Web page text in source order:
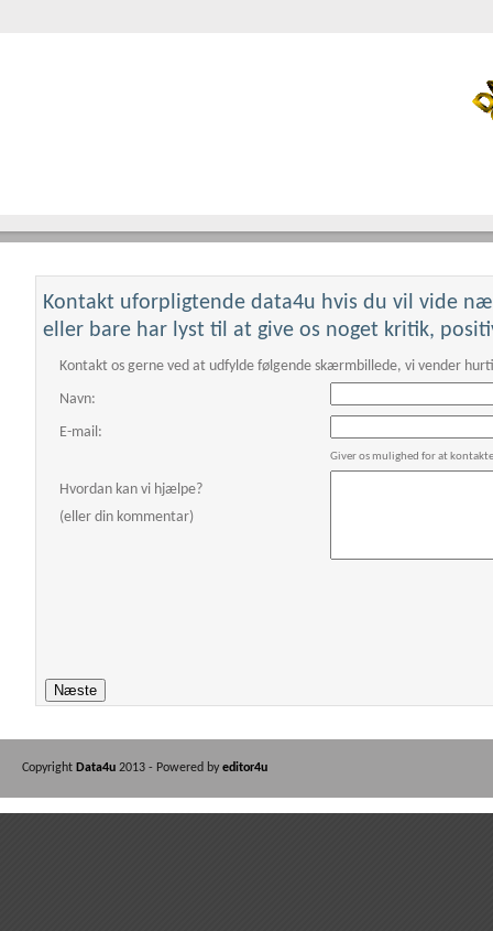
This page can't
Do you own this
Kontakt uforpligtende data4u hvis du vil vide
eller bare har lyst til at give os noget kritik,
Kontakt os gerne ved at udfylde følgende skærmbillede, vi vender
Navn:
E-mail:
Giver os mulighed for at
Hvordan kan vi hjælpe?
(eller din kommentar)
Copyright Data4u 2013 - Powered by editor4u